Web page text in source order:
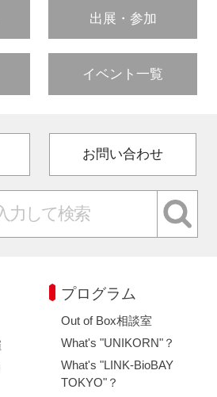
出展・参加
イベント一覧
お問い合わせ
プログラム
Out of Box相談室
What's "UNIKORN"？
What's "LINK-BioBAY
TOKYO"？